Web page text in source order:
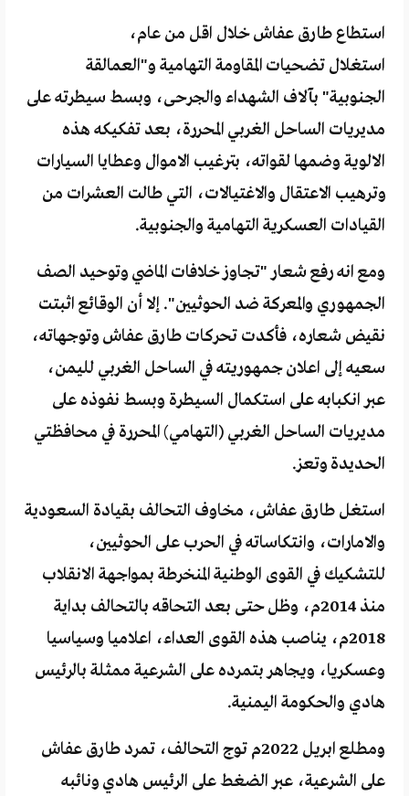
استطاع طارق عفاش خلال اقل من عام،
استغلال تضحيات المقاومة التهامية و"العمالقة
الجنوبية" بآلاف الشهداء والجرحى، وبسط سيطرته على
مديريات الساحل الغربي المحررة، بعد تفكيكه هذه
الالوية وضمها لقواته، بترغيب الاموال وعطايا السيارات
وترهيب الاعتقال والاغتيالات، التي طالت العشرات من
القيادات العسكرية التهامية والجنوبية.
ومع انه رفع شعار "تجاوز خلافات الماضي وتوحيد الصف
الجمهوري والمعركة ضد الحوثيين". إلا أن الوقائع اثبتت
نقيض شعاره، فأكدت تحركات طارق عفاش وتوجهاته،
سعيه إلى اعلان جمهوريته في الساحل الغربي لليمن،
عبر انكبابه على استكمال السيطرة وبسط نفوذه على
مديريات الساحل الغربي (التهامي) المحررة في محافظتي
الحديدة وتعز.
استغل طارق عفاش، مخاوف التحالف بقيادة السعودية
والامارات، وانتكاساته في الحرب على الحوثيين،
للتشكيك في القوى الوطنية المنخرطة بمواجهة الانقلاب
منذ 2014م، وظل حتى بعد التحاقه بالتحالف بداية
2018م، يناصب هذه القوى العداء، اعلاميا وسياسيا
وعسكريا، ويجاهر بتمرده على الشرعية ممثلة بالرئيس
هادي والحكومة اليمنية.
ومطلع ابريل 2022م توج التحالف، تمرد طارق عفاش
على الشرعية، عبر الضغط على الرئيس هادي ونائبه